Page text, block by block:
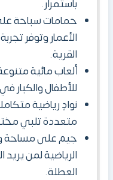
باستمرار.
حمامات سباحة
الأعمار وتوفر
القرية.
ألعاب مائية
للأطفال والكبار
نوادٍ رياضية
متعددة تلبي
جيم على مساحة
الرياضية لمن
العطلة.